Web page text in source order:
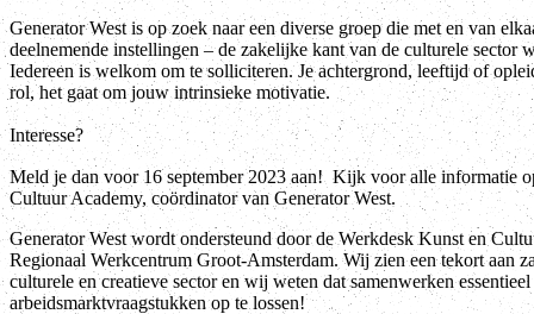
Generator West is op zoek naar een diverse groep die met en van
deelnemende instellingen – de zakelijke kant van de culturele sector
Iedereen is welkom om te solliciteren. Je achtergrond, leeftijd of
rol, het gaat om jouw intrinsieke motivatie.
Interesse?
Meld je dan voor 16 september 2023 aan! Kijk voor alle informatie
Cultuur Academy, coördinator van Generator West.
Generator West wordt ondersteund door de Werkdesk Kunst en
Regionaal Werkcentrum Groot-Amsterdam. Wij zien een tekort aan
culturele en creatieve sector en wij weten dat samenwerken
arbeidsmarktvraagstukken op te lossen!